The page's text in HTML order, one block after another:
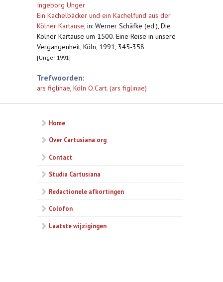
Ingeborg Unger
Ein Kachelbäcker und ein Kachelfund aus der
Kölner Kartause, in: Werner Schäfke (ed.), Die
Kölner Kartause um 1500. Eine Reise in unsere
Vergangenheit, Köln, 1991, 345-358
[Unger 1991]
Trefwoorden:
ars figlinae, Köln O.Cart. (ars figlinae)
Home
Over Cartusiana.org
Contact
Studia Cartusiana
Redactionele afkortingen
Colofon
Laatste wijzigingen